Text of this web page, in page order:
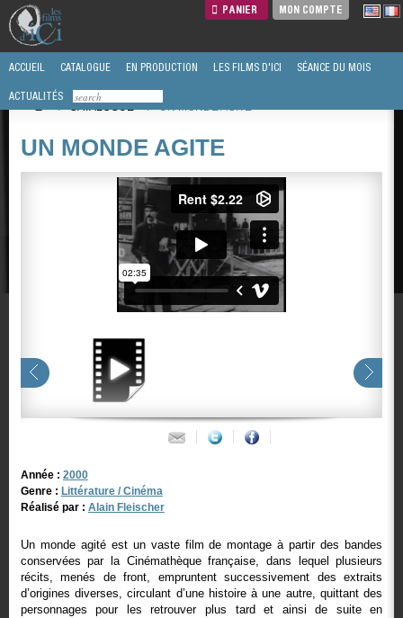
PANIER MON COMPTE
ACCUEIL CATALOGUE EN PRODUCTION LES FILMS D'ICI SÉANCE DU MOIS
ACTUALITÉS
/
CATALOGUE / UN MONDE AGITE
UN MONDE AGITE
Année : 2000
Genre : Littérature / Cinéma
Réalisé par : Alain Fleischer
Un monde agité est un vaste film de montage à partir des bandes
conservées par la Cinémathèque française, dans lequel plusieurs
récits, menés de front, empruntent successivement des extraits
d’origines diverses, circulant d’une histoire à une autre, quittant des
personnages pour les retrouver plus tard et ainsi de suite en